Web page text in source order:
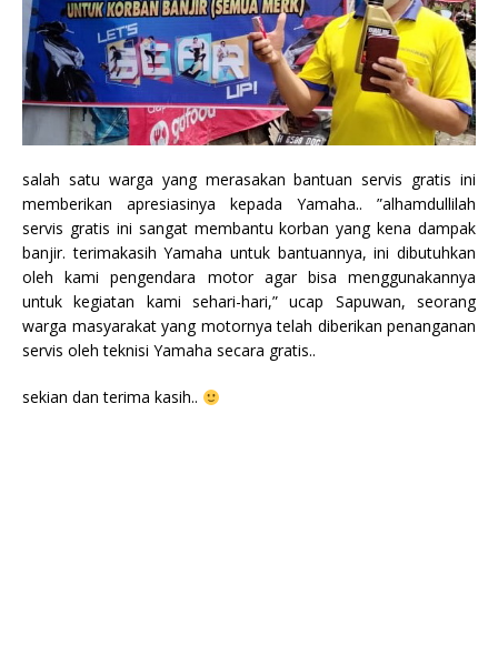
salah satu warga yang merasakan bantuan servis gratis ini
memberikan apresiasinya kepada Yamaha.. ”alhamdullilah
servis gratis ini sangat membantu korban yang kena dampak
banjir. terimakasih Yamaha untuk bantuannya, ini dibutuhkan
oleh kami pengendara motor agar bisa menggunakannya
untuk kegiatan kami sehari-hari,” ucap Sapuwan, seorang
warga masyarakat yang motornya telah diberikan penanganan
servis oleh teknisi Yamaha secara gratis..
sekian dan terima kasih..